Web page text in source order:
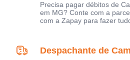
Precisa pagar débitos de
em MG? Conte com a
com a Zapay para fazer
Despachante de